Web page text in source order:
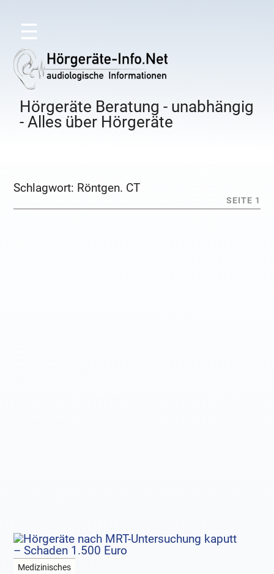
☰
Hörgeräte Beratung - unabhängig
- Alles über Hörgeräte
Schlagwort: Röntgen. CT
SEITE 1
Medizinisches